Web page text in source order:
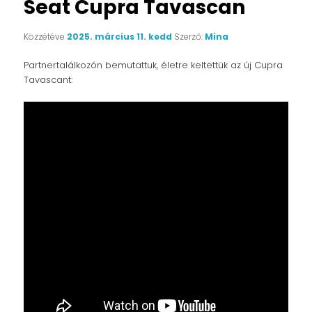
Seat Cupra Tavascan
Közzétéve 2025. március 11. kedd Szerző: Mina
Partnertalálkozón bemutattuk, életre keltettük az új Cupra
Tavascant: